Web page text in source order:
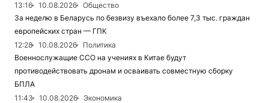
13:16 10.08.2026
Общество
За неделю в Беларусь по безвизу въехало более 7,3 тыс. граждан
европейских стран — ГПК
12:28
10.08.2026
Политика
Военнослужащие ССО на учениях в Китае будут
противодействовать дронам и осваивать совместную сборку
БПЛА
11:43
10.08.2026
Экономика